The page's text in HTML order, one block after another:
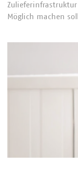
Möglich machen